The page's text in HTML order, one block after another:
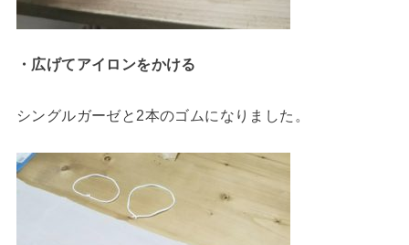
・広げてアイロンをかける
シングルガーゼと2本のゴムになりました。